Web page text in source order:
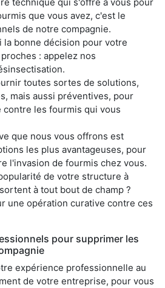
technique qui s'offre à vous pour
que vous avez, c'est le
de notre compagnie.
la bonne décision pour votre
: appelez nos
toutes sortes de solutions,
mais aussi préventives, pour
les fourmis qui vous
que nous vous offrons est
les plus avantageuses, pour
l'invasion de fourmis chez vous.
de votre structure à
à tout bout de champ ?
une opération curative contre ces
pour supprimer les
expérience professionnelle au
de votre entreprise, pour vous